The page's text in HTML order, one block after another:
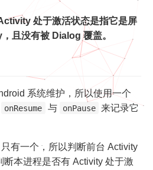
处于激活状态是指它是屏
且没有被 Dialog 覆盖。
系统维护，所以使用一个
onResume 与 onPause 来记录它
有一个，所以判断前台 Activity
断本进程是否有 Activity 处于激